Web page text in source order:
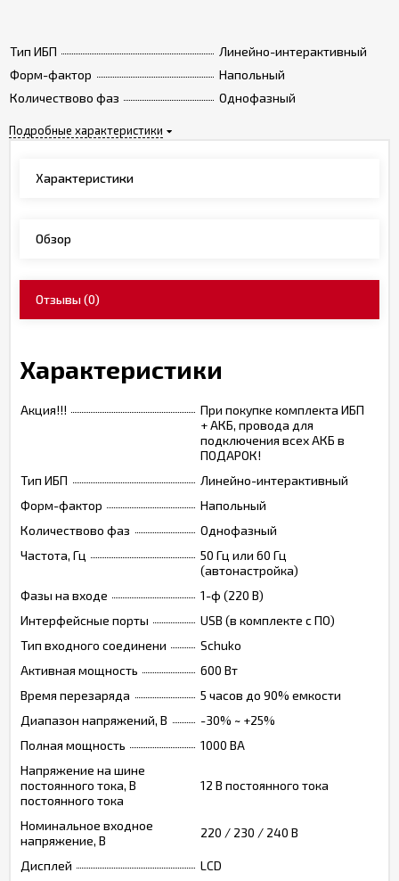
Тип ИБП
Линейно-интерактивный
Форм-фактор
Напольный
Количествово фаз
Однофазный
Подробные характеристики
Характеристики
Обзор
Отзывы(0)
Характеристики
Акция!!!
При покупке комплекта ИБП
+ АКБ, провода для
подключения всех АКБ в
ПОДАРОК!
Тип ИБП
Линейно-интерактивный
Форм-фактор
Напольный
Количествово фаз
Однофазный
Частота, Гц
50 Гц или 60 Гц
(автонастройка)
Фазы на входе
1-ф (220 В)
Интерфейсные порты
USB (в комплекте с ПО)
Тип входного соединени
Schuko
Активная мощность
600 Вт
Время перезаряда
5 часов до 90% емкости
Диапазон напряжений, В
-30% ~ +25%
Полная мощность
1000 ВА
Напряжение на шине
постоянного тока, В
постоянного тока
12 В постоянного тока
Номинальное входное
напряжение, В
220 / 230 / 240 В
Дисплей LCD